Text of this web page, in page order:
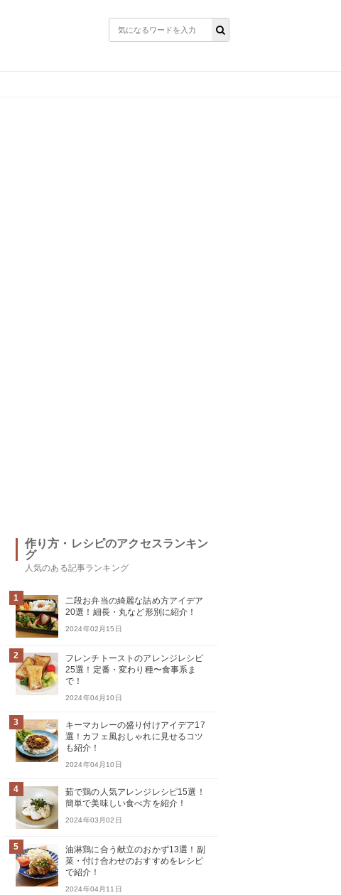
作り方・レシピのアクセスランキン
グ
人気のある記事ランキング
1
二段お弁当の綺麗な詰め方アイデア
20選！細長・丸など形別に紹介！
2024年02月15日
2
フレンチトーストのアレンジレシピ
25選！定番・変わり種〜食事系ま
で！
2024年04月10日
3
キーマカレーの盛り付けアイデア17
選！カフェ風おしゃれに見せるコツ
も紹介！
2024年04月10日
4
茹で鶏の人気アレンジレシピ15選！
簡単で美味しい食べ方を紹介！
2024年03月02日
5
油淋鶏に合う献立のおかず13選！副
菜・付け合わせのおすすめをレシピ
で紹介！
2024年04月11日